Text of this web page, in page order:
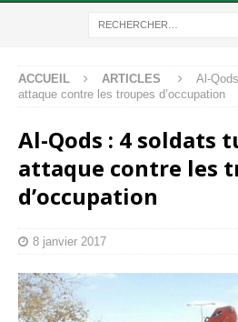
ACCUEIL ARTICLES
Al-
attaque contre les troupes d’occupation
Al-Qods : 4 soldats
attaque contre les
d’occupation
8 janvier 2017